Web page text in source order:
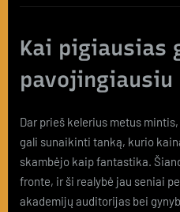
Kai pigiausias
pavojingiausiu
Dar prieš kelerius metus
gali sunaikinti tanką, kurio
skambėjo kaip fantastika.
fronte, ir ši realybė jau seniai
akademijų auditorijas bei